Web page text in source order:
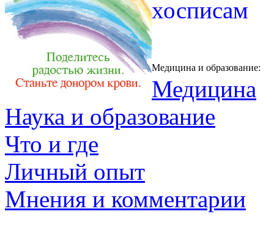
Медицина и образование:
Медицина
Наука и образование
Что и где
Личный опыт
Мнения и комментарии